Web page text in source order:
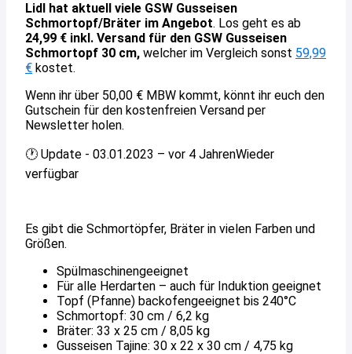
Lidl hat aktuell viele GSW Gusseisen
Schmortopf/Bräter im Angebot. Los geht es ab
24,99 € inkl. Versand für den GSW Gusseisen
Schmortopf 30 cm, welcher im Vergleich sonst 59,99
€ kostet.
Wenn ihr über 50,00 € MBW kommt, könnt ihr euch den
Gutschein für den kostenfreien Versand per
Newsletter holen.
🕐 Update - 03.01.2023 – vor 4 JahrenWieder
verfügbar
Es gibt die Schmortöpfer, Bräter in vielen Farben und
Größen.
Spülmaschinengeeignet
Für alle Herdarten – auch für Induktion geeignet
Topf (Pfanne) backofengeeignet bis 240°C
Schmortopf: 30 cm / 6,2 kg
Bräter: 33 x 25 cm / 8,05 kg
Gusseisen Tajine: 30 x 22 x 30 cm / 4,75 kg